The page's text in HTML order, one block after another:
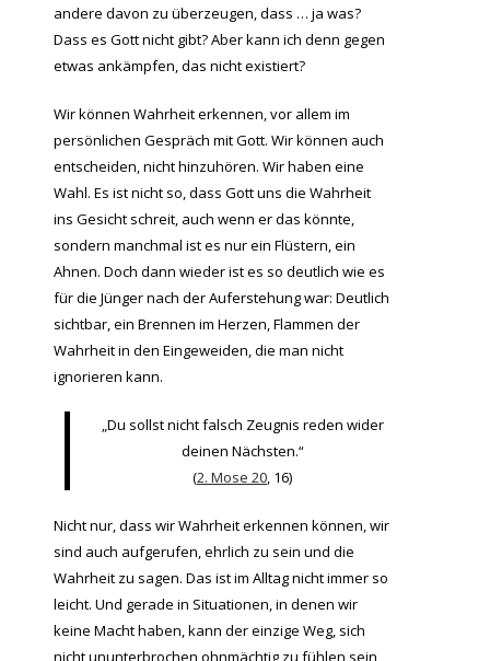
andere davon zu überzeugen, dass … ja was?
Dass es Gott nicht gibt? Aber kann ich denn gegen
etwas ankämpfen, das nicht existiert?
Wir können Wahrheit erkennen, vor allem im
persönlichen Gespräch mit Gott. Wir können auch
entscheiden, nicht hinzuhören. Wir haben eine
Wahl. Es ist nicht so, dass Gott uns die Wahrheit
ins Gesicht schreit, auch wenn er das könnte,
sondern manchmal ist es nur ein Flüstern, ein
Ahnen. Doch dann wieder ist es so deutlich wie es
für die Jünger nach der Auferstehung war: Deutlich
sichtbar, ein Brennen im Herzen, Flammen der
Wahrheit in den Eingeweiden, die man nicht
ignorieren kann.
„Du sollst nicht falsch Zeugnis reden wider
deinen Nächsten.“
(2. Mose 20, 16)
Nicht nur, dass wir Wahrheit erkennen können, wir
sind auch aufgerufen, ehrlich zu sein und die
Wahrheit zu sagen. Das ist im Alltag nicht immer so
leicht. Und gerade in Situationen, in denen wir
keine Macht haben, kann der einzige Weg, sich
nicht ununterbrochen ohnmächtig zu fühlen sein,